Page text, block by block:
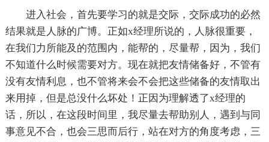
进入社会，首先要学习的就是交际，交际成功的必然
结果就是人脉的广博。正如x经理所说的，人脉很重要，
在我们力所能及的范围内，能帮的，尽量帮，因为，我们
不知道什么时候需要对方。现在就把友情储备好，不管有
没有友情利息，也不管将来会不会把这些储备的友情取出
来用掉，但是总没什么坏处！正因为理解透了x经理的
话，所以，在这段时间里，我尽量去帮助别人，遇到与同
事意见不合，也会三思而后行，站在对方的角度考虑，三